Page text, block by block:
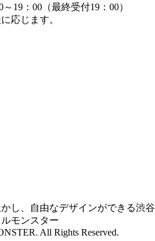
（最終受付19：00）
応じます。
し、自由なデザインができる渋谷
モンスター
All Rights Reserved.